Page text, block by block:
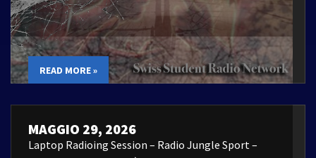
READ MORE »
MAGGIO 29, 2026
Laptop Radioing Session – Radio Jungle Sport –